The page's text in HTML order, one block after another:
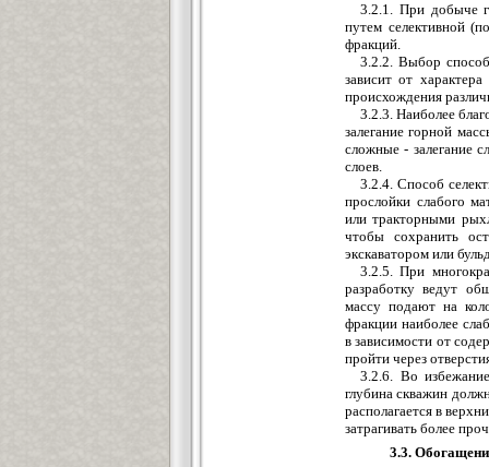
3.2.1. При добыче
путем селективной
фракций.
3.2.2. Выбор
зависит от
происхождения
3.2.3. Наиболее
залегание горной
сложные - залегание
слоев.
3.2.4. Способ
прослойки слабого
или тракторными
чтобы сохранить
экскаватором или
3.2.5. При
разработку ведут
массу подают на
фракции наиболее
в зависимости от
пройти через
3.2.6. Во
глубина скважин
располагается в
затрагивать более
3.3.